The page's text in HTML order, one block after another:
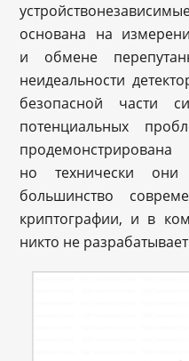
основана на
и обмене
неидеальности
безопасной части
потенциальных
но технически
большинство
криптографии, и в
никто не